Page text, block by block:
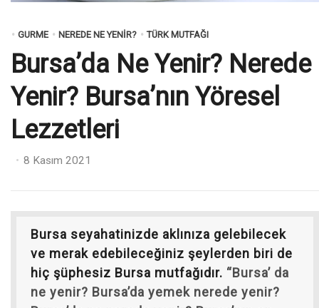
GURME NEREDE NE YENIR? TÜRK MUTFAĞI
Bursa’da Ne Yenir? Nerede
Yenir? Bursa’nın Yöresel
Lezzetleri
Posted
8 Kasım 2021
Bursa seyahatinizde aklınıza gelebilecek
ve merak edebileceğiniz şeylerden biri de
hiç şüphesiz Bursa mutfağıdır. “Bursa’ da
ne yenir? Bursa’da yemek nerede yenir?